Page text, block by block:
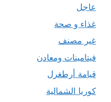
عاجل
غذاء و صحة
غير مصنف
فيتامينات ومعادن
قيامة أرطغرل
كوريا الشمالية